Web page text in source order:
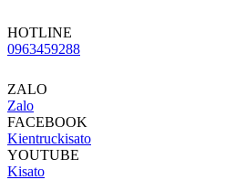
HOTLINE
0963459288
ZALO
Zalo
FACEBOOK
Kientruckisato
YOUTUBE
Kisato